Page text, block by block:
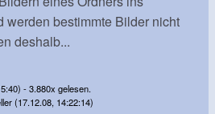
werden bestimmte Bilder nicht
deshalb...
- 3.880x gelesen.
(17.12.08, 14:22:14)